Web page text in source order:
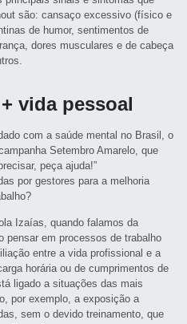
são: cansaço excessivo (físico e
de humor, sentimentos de
dores musculares e de cabeça
vida pessoal
com a saúde mental no Brasil, o
Setembro Amarelo, que
peça ajuda!”
por gestores para a melhoria
Izaías, quando falamos da
pensar em processos de trabalho
entre a vida profissional e a
horária ou de cumprimentos de
ligado a situações das mais
por exemplo, a exposição a
sem o devido treinamento, que